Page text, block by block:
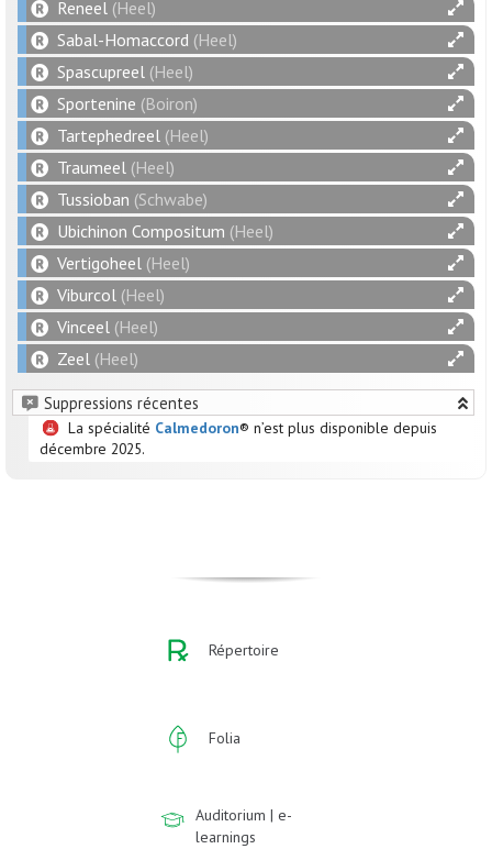
Reneel (Heel)
Sabal-Homaccord (Heel)
Spascupreel (Heel)
Sportenine (Boiron)
Tartephedreel (Heel)
Traumeel (Heel)
Tussioban (Schwabe)
Ubichinon Compositum (Heel)
Vertigoheel (Heel)
Viburcol (Heel)
Vinceel (Heel)
Zeel (Heel)
Suppressions récentes
La spécialité Calmedoron® n’est plus disponible depuis
décembre 2025.
Répertoire
Folia
Auditorium | e-
learnings